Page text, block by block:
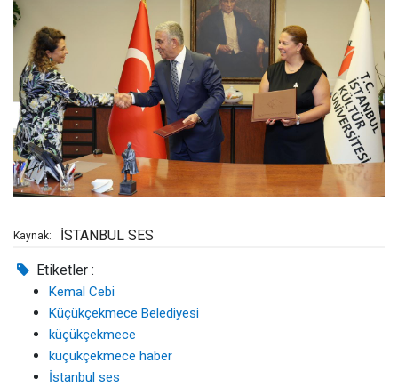
Kaynak: İSTANBUL SES
Etiketler :
Kemal Cebi
Küçükçekmece Belediyesi
küçükçekmece
küçükçekmece haber
İstanbul ses